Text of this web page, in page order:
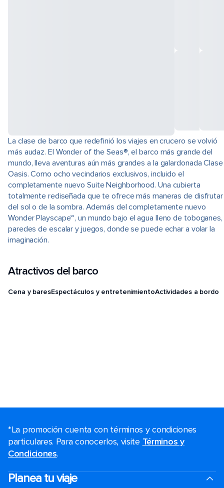
La clase de barco que redefinió los viajes en crucero se volvió
más audaz. El Wonder of the Seas®, el barco más grande del
mundo, lleva aventuras aún más grandes a la galardonada Clase
Oasis. Como ocho vecindarios exclusivos, incluido el
completamente nuevo Suite Neighborhood. Una cubierta
totalmente rediseñada que te ofrece más maneras de disfrutar
del sol o de la sombra. Además del completamente nuevo
Wonder Playscape℠, un mundo bajo el agua lleno de toboganes,
paredes de escalar y juegos, donde se puede echar a volar la
imaginación.
Atractivos del barco
Cena y baresEspectáculos y entretenimientoActividades a bordo
*La promoción cuenta con términos y condiciones
particulares. Para conocerlos, visite Términos y
Condiciones.
Planea tu viaje